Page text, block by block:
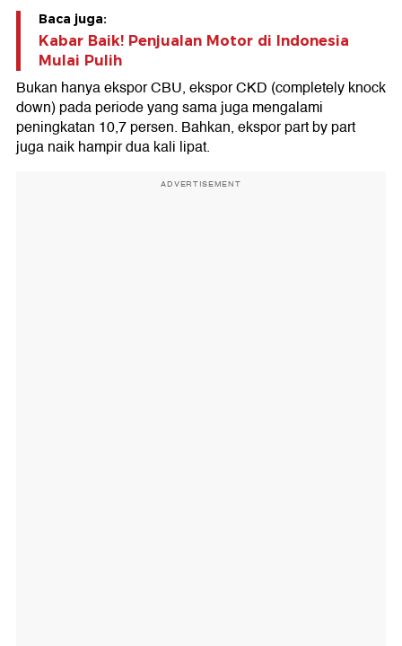
Baca juga:
Kabar Baik! Penjualan Motor di Indonesia
Mulai Pulih
Bukan hanya ekspor CBU, ekspor CKD (completely knock
down) pada periode yang sama juga mengalami
peningkatan 10,7 persen. Bahkan, ekspor part by part
juga naik hampir dua kali lipat.
ADVERTISEMENT